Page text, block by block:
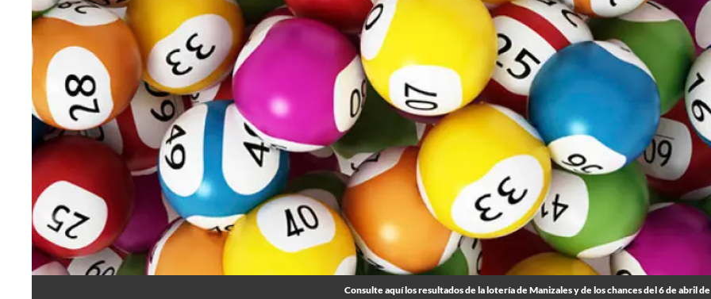
Consulte aquí los resultados de la lotería de Manizales y de los chances del 6 de abril